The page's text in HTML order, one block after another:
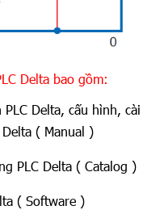
Delta bao gồm:
Delta, cấu hình, cài
( Manual )
PLC Delta ( Catalog )
( Software )